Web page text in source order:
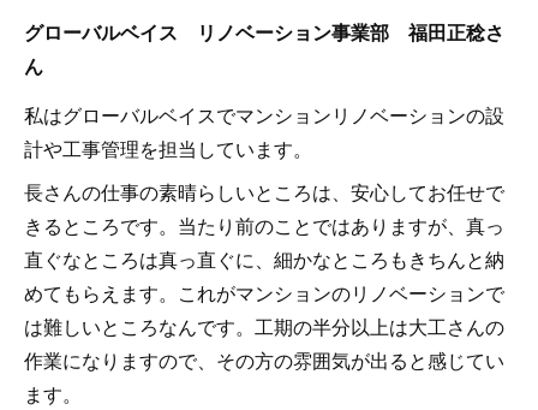
グローバルベイス リノベーション事業部 福田正稔さ
ん
私はグローバルベイスでマンションリノベーションの設
計や工事管理を担当しています。
長さんの仕事の素晴らしいところは、安心してお任せで
きるところです。当たり前のことではありますが、真っ
直ぐなところは真っ直ぐに、細かなところもきちんと納
めてもらえます。これがマンションのリノベーションで
は難しいところなんです。工期の半分以上は大工さんの
作業になりますので、その方の雰囲気が出ると感じてい
ます。